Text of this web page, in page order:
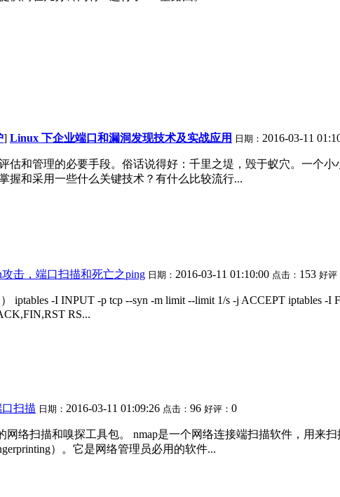
] Linux 下企业端口和漏洞发现技术及实战应用 日期： 2016-03-11
估和管理的必要手段。俗话说得好：千里之堤，毁于蚁穴。一个
握和采用一些什么关键技术？有什么比较流行...
击，端口扫描和死亡之ping 日期： 2016-03-11 01:10:00 点击： 153 好评
iptables -I INPUT -p tcp --syn -m limit --limit 1/s -j ACCEPT iptables -
RS...
扫描 日期： 2016-03-11 01:09:26 点击： 96 好评： 0
网络扫描和嗅探工具包。 nmap是一个网络连接端扫描软件，用来
）。它是网络管理员必用的软件...